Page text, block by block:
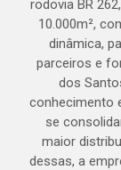
rodovia BR
10.000m²,
dinâmica,
parceiros e
dos
conhecimento
se
maior
dessas, a